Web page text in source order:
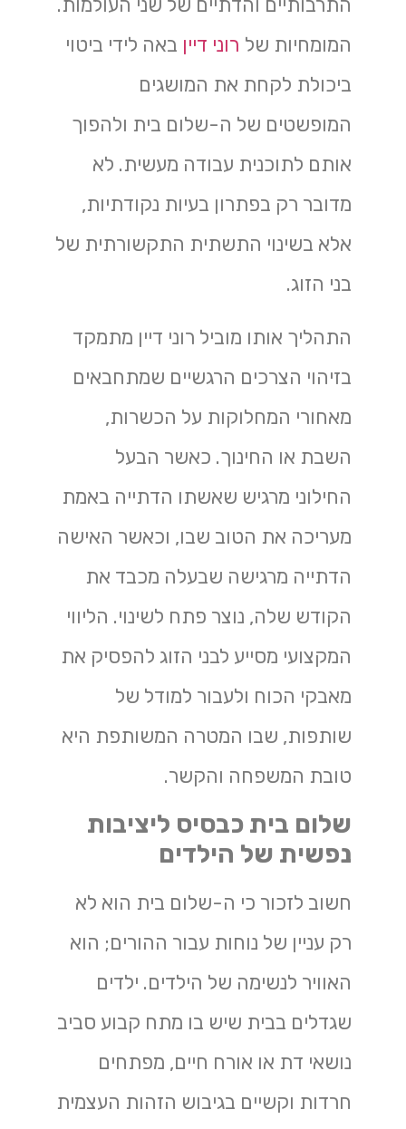
התרבותיים והדתיים של שני העולמות.
המומחיות של רוני דיין באה לידי ביטוי
ביכולת לקחת את המושגים
המופשטים של ה-שלום בית ולהפוך
אותם לתוכנית עבודה מעשית. לא
מדובר רק בפתרון בעיות נקודתיות,
אלא בשינוי התשתית התקשורתית של
בני הזוג.
התהליך אותו מוביל רוני דיין מתמקד
בזיהוי הצרכים הרגשיים שמתחבאים
מאחורי המחלוקות על הכשרות,
השבת או החינוך. כאשר הבעל
החילוני מרגיש שאשתו הדתייה באמת
מעריכה את הטוב שבו, וכאשר האישה
הדתייה מרגישה שבעלה מכבד את
הקודש שלה, נוצר פתח לשינוי. הליווי
המקצועי מסייע לבני הזוג להפסיק את
מאבקי הכוח ולעבור למודל של
שותפות, שבו המטרה המשותפת היא
טובת המשפחה והקשר.
שלום בית כבסיס ליציבות
נפשית של הילדים
חשוב לזכור כי ה-שלום בית הוא לא
רק עניין של נוחות עבור ההורים; הוא
האוויר לנשימה של הילדים. ילדים
שגדלים בבית שיש בו מתח קבוע סביב
נושאי דת או אורח חיים, מפתחים
חרדות וקשיים בגיבוש הזהות העצמית